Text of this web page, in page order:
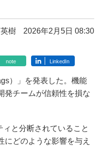
樹 2026年2月5日 08:30
note LinkedIn
）」を発表した。機能
発チームが信頼性を損な
と分断されていること
にどのような影響を与え